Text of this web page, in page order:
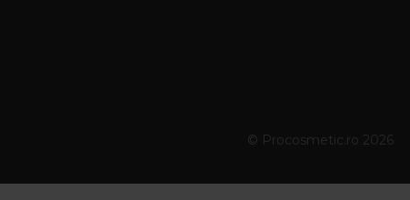
© Procosmetic.ro 2026